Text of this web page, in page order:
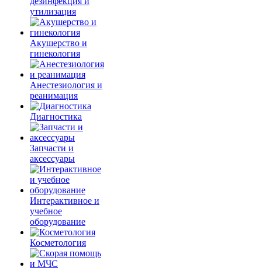
утилизация
Акушерство и
гинекология
Анестезиология и
реанимация
Диагностика
Запчасти и
аксессуары
Интерактивное и
учебное
оборудование
Косметология